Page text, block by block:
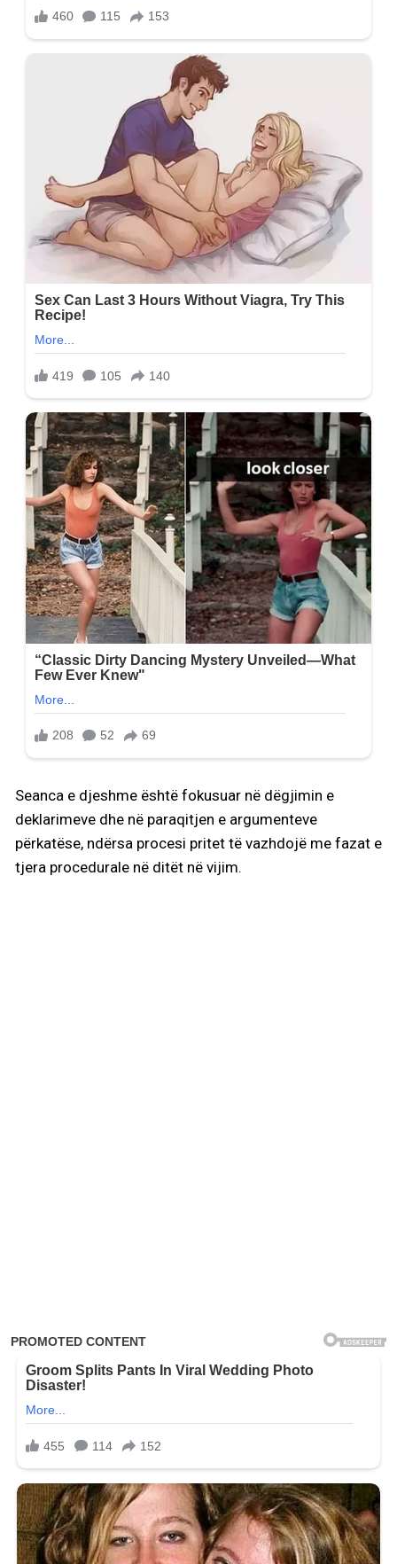
Seanca e djeshme është fokusuar në dëgjimin e
deklarimeve dhe në paraqitjen e argumenteve
përkatëse, ndërsa procesi pritet të vazhdojë me fazat e
tjera procedurale në ditët në vijim.